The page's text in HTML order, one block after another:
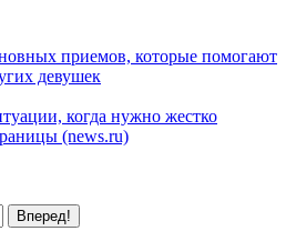
приемов, которые помогают
девушек
когда нужно жестко
(news.ru)